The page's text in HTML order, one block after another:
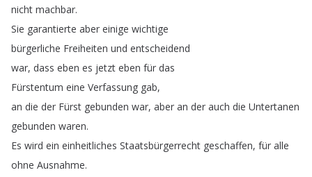
nicht machbar.
Sie garantierte aber einige wichtige
bürgerliche Freiheiten und entscheidend
war, dass eben es jetzt eben für das
Fürstentum eine Verfassung gab,
an die der Fürst gebunden war, aber an der auch die Untertanen
gebunden waren.
Es wird ein einheitliches Staatsbürgerrecht geschaffen, für alle
ohne Ausnahme.